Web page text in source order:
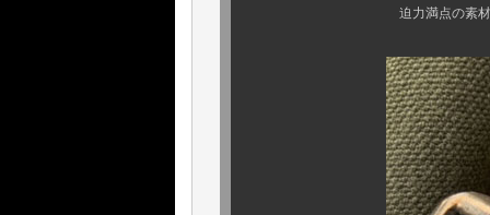
迫力満点の素材感は容易